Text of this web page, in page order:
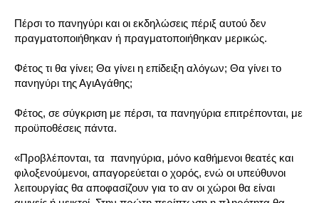
Πέρσι το πανηγύρι και οι εκδηλώσεις πέριξ αυτού δεν
πραγματοποιήθηκαν ή πραγματοποιήθηκαν μερικώς.
Φέτος τι θα γίνει; Θα γίνει η επίδειξη αλόγων; Θα γίνει το
πανηγύρι της ΑγιΑγάθης;
Φέτος, σε σύγκριση με πέρσι, τα πανηγύρια επιτρέπονται, με
προϋποθέσεις πάντα.
«Προβλέπονται, τα πανηγύρια, μόνο καθήμενοι θεατές και
φιλοξενούμενοι, απαγορεύεται ο χορός, ενώ οι υπεύθυνοι
λειτουργίας θα αποφασίζουν για το αν οι χώροι θα είναι